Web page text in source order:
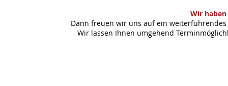
Wir
Dann freuen wir uns auf ein
Wir lassen Ihnen umgehend